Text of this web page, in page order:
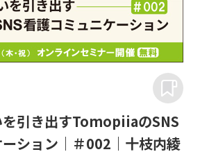
引き出すTomopiiaのSNS
ション｜＃002｜十枝内綾